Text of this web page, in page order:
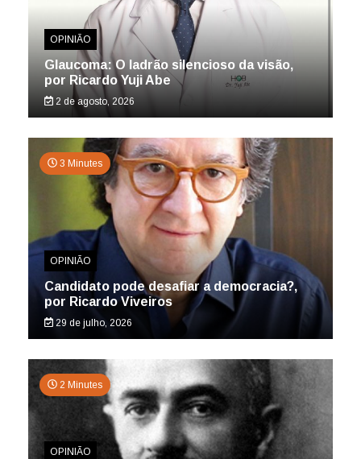
OPINIÃO
Glaucoma: O ladrão silencioso da visão,
por Ricardo Yuji Abe
2 de agosto, 2026
3 Minutes
OPINIÃO
Candidato pode desafiar a democracia?,
por Ricardo Viveiros
29 de julho, 2026
2 Minutes
OPINIÃO